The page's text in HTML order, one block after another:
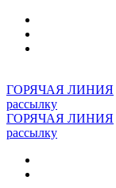
ГОРЯЧАЯ ЛИНИЯ
рассылку
ГОРЯЧАЯ ЛИНИЯ
рассылку